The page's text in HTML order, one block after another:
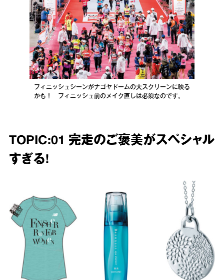
フィニッシュシーンがナゴヤドームの大スクリーンに映る
かも！ フィニッシュ前のメイク直しは必須なのです。
TOPIC:01 完走のご褒美がスペシャル
すぎる!